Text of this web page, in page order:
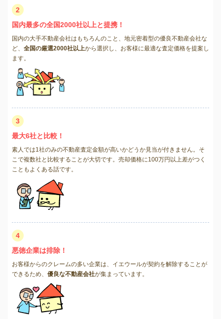
2
国内最多の全国2000社以上と提携！
国内の大手不動産会社はもちろんのこと、地元密着型の優良不動産会社な
ど、 全国の厳選2000社以上から選択し、お客様に最適な査定価格を提案し
ます。
3
最大6社と比較！
素人では1社のみの不動産査定金額が高いかどうか見当が付きません。そ
こで複数社と比較することが大切です。売却価格に100万円以上差がつく
こともよくある話です。
4
悪徳企業は排除！
お客様からのクレームの多い企業は、イエウールが契約を解除することが
できるため、 優良な不動産会社が集まっています。